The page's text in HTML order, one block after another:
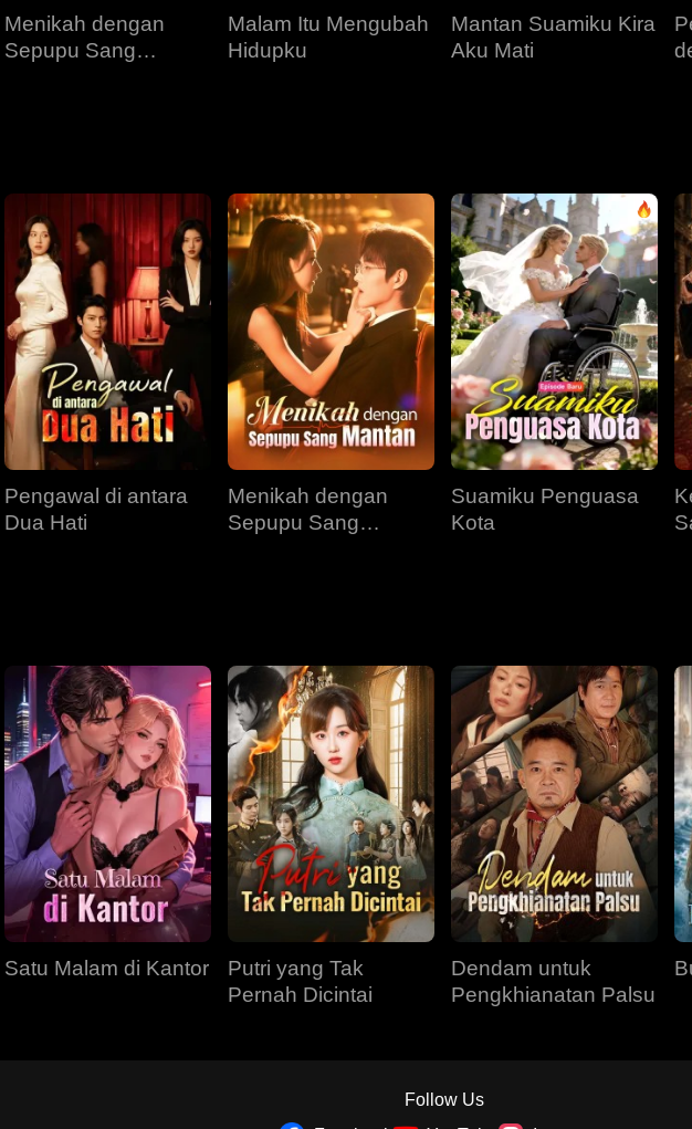
Menikah dengan
Sepupu Sang
Malam Itu Mengubah
Hidupku
Mantan Suamiku Kira
Aku Mati
Pengawal di antara
Dua Hati
Menikah dengan
Sepupu Sang
Suamiku Penguasa
Kota
Satu Malam di Kantor
Putri yang Tak
Pernah Dicintai
Dendam untuk
Pengkhianatan Palsu
Follow Us